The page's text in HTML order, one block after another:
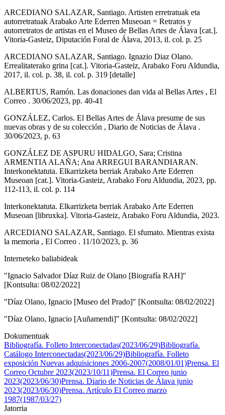
ARCEDIANO SALAZAR, Santiago. Artisten erretratuak eta
autorretratuak Arabako Arte Ederren Museoan = Retratos y
autorretratos de artistas en el Museo de Bellas Artes de Álava [cat.].
Vitoria-Gasteiz, Diputación Foral de Álava, 2013, il. col. p. 25
ARCEDIANO SALAZAR, Santiago. Ignazio Diaz Olano.
Errealitaterako grina [cat.]. Vitoria-Gasteiz, Arabako Foru Aldundia,
2017, il. col. p. 38, il. col. p. 319 [detalle]
ALBERTUS, Ramón. Las donaciones dan vida al Bellas Artes , El
Correo . 30/06/2023, pp. 40-41
GONZÁLEZ, Carlos. El Bellas Artes de Álava presume de sus
nuevas obras y de su colección , Diario de Noticias de Álava .
30/06/2023, p. 63
GONZÁLEZ DE ASPURU HIDALGO, Sara; Cristina
ARMENTIA ALAÑA; Ana ARREGUI BARANDIARAN.
Interkonektatuta. Elkarrizketa berriak Arabako Arte Ederren
Museoan [cat.]. Vitoria-Gasteiz, Arabako Foru Aldundia, 2023, pp.
112-113, il. col. p. 114
Interkonektatuta. Elkarrizketa berriak Arabako Arte Ederren
Museoan [libruxka]. Vitoria-Gasteiz, Arabako Foru Aldundia, 2023.
ARCEDIANO SALAZAR, Santiago. El sfumato. Mientras exista
la memoria , El Correo . 11/10/2023, p. 36
Interneteko baliabideak
"Ignacio Salvador Díaz Ruiz de Olano [Biografía RAH]"
[Kontsulta: 08/02/2022]
"Díaz Olano, Ignacio [Museo del Prado]" [Kontsulta: 08/02/2022]
"Díaz Olano, Ignacio [Auñamendi]" [Kontsulta: 08/02/2022]
Dokumentuak
Bibliografía. Folleto Interconectadas(2023/06/29)Bibliografía.
Catálogo Interconectadas(2023/06/29)Bibliografía. Folleto
exposición Nuevas adquisiciones 2006-2007(2008/01/01)Prensa. El
Correo Octubre 2023(2023/10/11)Prensa. El Correo junio
2023(2023/06/30)Prensa. Diario de Noticias de Álava junio
2023(2023/06/30)Prensa. Artículo El Correo marzo
1987(1987/03/27)
Jatorria